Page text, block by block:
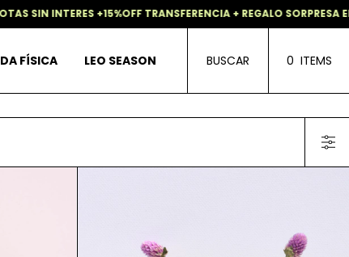
SIN INTERES +15%OFF TRANSFERENCIA + REGALO SORPRESA EN
FÍSICA LEO SEASON BUSCAR 0 ITEMS